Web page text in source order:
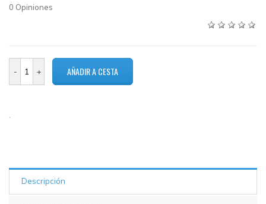
0 Opiniones
Descripción